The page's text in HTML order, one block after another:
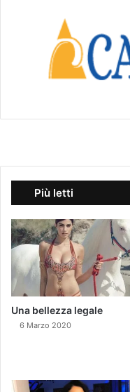
Più letti
Una bellezza legale
6 Marzo 2020